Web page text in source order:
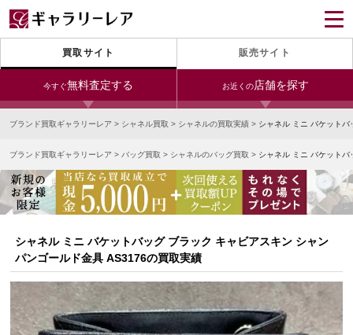
買取サイト 販売サイト
今すぐ無料査定する お近くの店舗を探す
24時間受付（対応時間10:00～19:00）
宅配買取を申し込む
無料の宅配キットをお届けします
今すぐ電話査定
受付時間 10:00～19:00
銀座本店 青山表参道店 新宿東口店
小田急新宿店 LAB東京 名古屋大須店
なんば店 神戸元町(三宮)店
中野ブロードウェイ
ブランド買取ギャラリーレア > シャネル買取 > シャネルの買取実績 > シャネル ミニ バケット
ブランド買取ギャラリーレア > バッグ買取 > シャネルのバッグ買取 > シャネル ミニ バケット
シャネル ミニ バケットバッグ ブラック キャビアスキン シャン
パンゴールド金具 AS3176の買取実績